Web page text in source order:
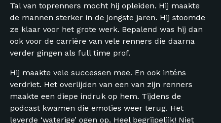
Tal van toprenners mocht hij opleiden. Hij maakte
de mannen sterker in de jongste jaren. Hij stoomde
ze klaar voor het grote werk. Bepalend was hij dan
ook voor de carrière van vele renners die daarna
verder gingen als full time prof.
Hij maakte vele successen mee. En ook inténs
verdriet. Het overlijden van een van zijn renners
maakte een diepe indruk op hem. Tijdens de
podcast kwamen die emoties weer terug. Het
leverde ‘waterige’ ogen op. Heel begrijpelijk! Niet